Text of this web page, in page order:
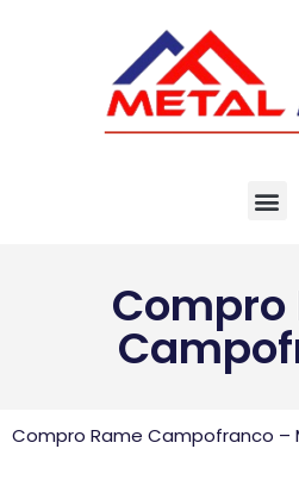
Compro
Compro Rame Campofranco –